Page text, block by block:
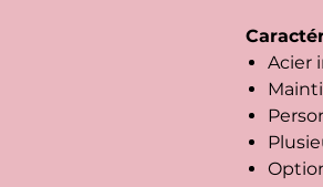
Acier